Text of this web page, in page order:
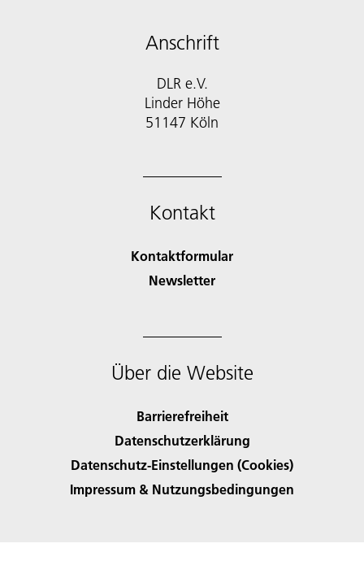
Anschrift
DLR e.V.
Linder Höhe
51147 Köln
Kontakt
Kontaktformular
Newsletter
Über die Website
Barrierefreiheit
Datenschutzerklärung
Datenschutz-Einstellungen (Cookies)
Impressum & Nutzungsbedingungen